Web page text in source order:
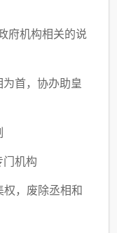
府机构相关的说
首，协办助皇
门机构
权，废除丞相和